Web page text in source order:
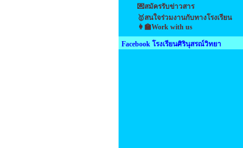
💌สมัครรับข่าวสาร
🥇สนใจร่วมงานกับทางโรงเรียน
👩‍🏫Work with us
Facebook โรงเรียนศิรินุสรณ์วิทยา